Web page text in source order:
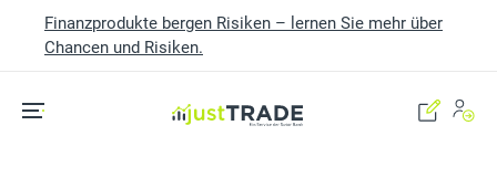
Finanzprodukte bergen Risiken – lernen Sie mehr über
Chancen und Risiken.